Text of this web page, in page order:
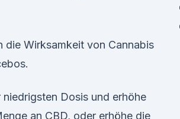
die Wirksamkeit von Cannabis
niedrigsten Dosis und erhöhe
an CBD, oder erhöhe die